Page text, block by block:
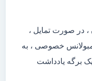
در صورت تمایل ،
خصوصی ، به
برگه یادداشت